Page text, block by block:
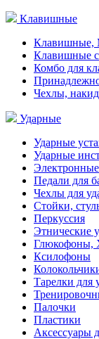
Клавишные
Клавишные,
Клавишные
Комбо для
Чехлы,
Ударные
Ударные
Ударные
Педали для
Чехлы для
Стойки,
Перкуссия
Этнические
Глюкофоны,
Ксилофоны
Тарелки для
Палочки
Пластики
Аксессуары